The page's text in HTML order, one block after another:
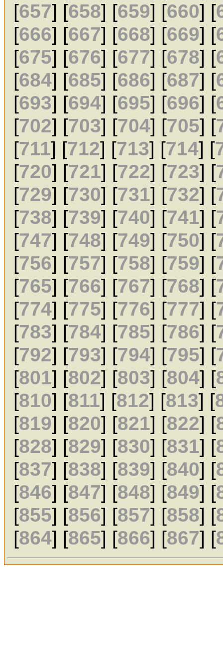
[657] [658] [659] [660] [
[666] [667] [668] [669] [
[675] [676] [677] [678] [
[684] [685] [686] [687] [
[693] [694] [695] [696] [
[702] [703] [704] [705] [
[711] [712] [713] [714] [
[720] [721] [722] [723] [
[729] [730] [731] [732] [
[738] [739] [740] [741] [
[747] [748] [749] [750] [
[756] [757] [758] [759] [
[765] [766] [767] [768] [
[774] [775] [776] [777] [
[783] [784] [785] [786] [
[792] [793] [794] [795] [
[801] [802] [803] [804] [
[810] [811] [812] [813] [
[819] [820] [821] [822] [
[828] [829] [830] [831] [
[837] [838] [839] [840] [
[846] [847] [848] [849] [
[855] [856] [857] [858] [
[864] [865] [866] [867] [